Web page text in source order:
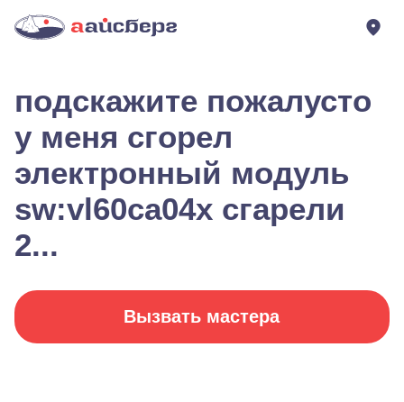
подскажите пожалусто
у меня сгорел
электронный модуль
sw:vl60ca04x сгарели
2...
Вызвать мастера